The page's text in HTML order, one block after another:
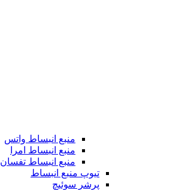
منبع انبساط واتس
منبع انبساط امرا
منبع انبساط تفسان
تیوپ منبع انبساط
پرشر سوئیچ